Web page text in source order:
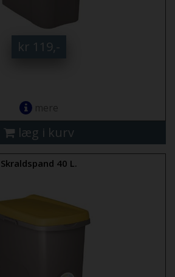
kr 119,-
mere
læg i kurv
Skraldspand 40 L.